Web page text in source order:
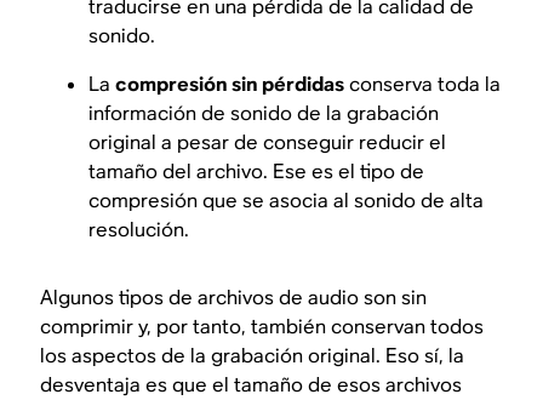
traducirse en una pérdida de la calidad de
sonido.
Lacompresión sin pérdidasconserva toda la
información de sonido de la grabación
original a pesar de conseguir reducir el
tamaño del archivo. Ese es el tipo de
compresión que se asocia al sonido de alta
resolución.
Algunos tipos de archivos de audio son sin
comprimir y, por tanto, también conservan todos
los aspectos de la grabación original. Eso sí, la
desventaja es que el tamaño de esos archivos